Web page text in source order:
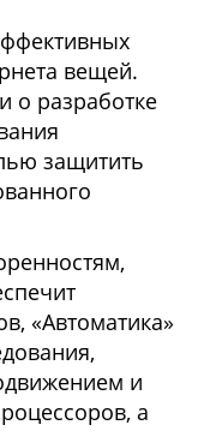
вещей.
о разработке
защитить
«Автоматика»
и
а